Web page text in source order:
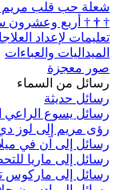
شعلة حب قلب مريم
†
†
† أربع وعشرون
تعليمات لإعداد
الميداليات والعباءات
صور معجزة
رسائل من السماء
رسائل حديثة
رسائل يسوع الراعي
رؤى مريم إلى لوز دي
رسائل إلى آن في
رسائل إلى ماريا
رسائل إلى ماركوس